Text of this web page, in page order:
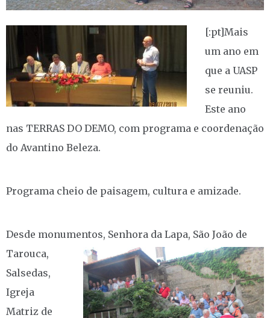
[:pt]Mais
um ano em
que a UASP
se reuniu.
Este ano
nas TERRAS DO DEMO, com programa e coordenação
do Avantino Beleza.
Programa cheio de paisagem, cultura e amizade.
Desde monumentos, Senhora da Lapa, São João de
Tarouca,
Salsedas,
Igreja
Matriz de